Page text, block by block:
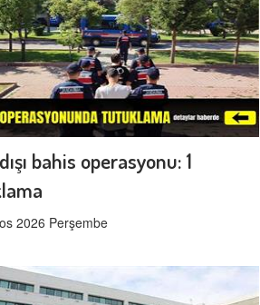
bahis operasyonu: 1
2026 Perşembe